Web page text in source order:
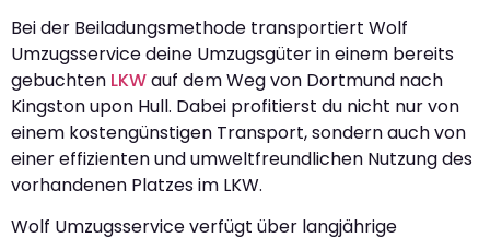
Bei der Beiladungsmethode transportiert Wolf
Umzugsservice deine Umzugsgüter in einem bereits
gebuchten LKWauf dem Weg von Dortmund nach
Kingston upon Hull. Dabei profitierst du nicht nur von
einem kostengünstigen Transport, sondern auch von
einer effizienten und umweltfreundlichen Nutzung des
vorhandenen Platzes im LKW.
Wolf Umzugsservice verfügt über langjährige